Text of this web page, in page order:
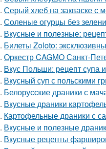
Серый хлеб на закваске с
Соленые огурцы без
Вкусные и полезные:
Билеты Zoloto:
Оркестр CAGMO Санкт-
Вкус Польши: рецепт супа
Вкусный суп с польскими
Белорусские драники с
Вкусные драники
Картофельные драники с
Вкусные и полезные
Вкусные рецепты